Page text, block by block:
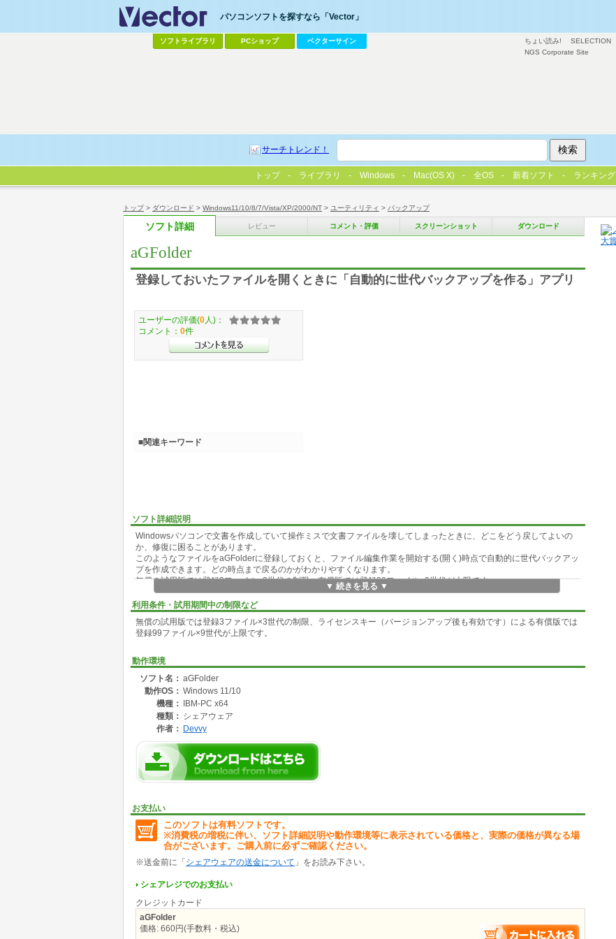
トップ> ダウンロード > Windows11/10/8/7/Vista/XP/2000/NT > ユーティリティ > バックアップ
ソフト詳細 レビュー コメント・評価 スクリーンショット ダウンロード
aGFolder
登録しておいたファイルを開くときに「自動的に世代バックアップを作る」アプリ
ソフト詳細説明
Windowsパソコンで文書を作成していて操作ミスで文書ファイルを壊してしまったときに、どこをどう戻してよいの
か、修復に困ることがあります。
このようなファイルをaGFolderに登録しておくと、ファイル編集作業を開始する(開く)時点で自動的に世代バックアッ
プを作成できます。どの時点まで戻るのかがわかりやすくなります。
無償の試用版では登録3ファイル×3世代の制限、有償版では登録99ファイル×9世代が上限です。
▼ 続きを見る ▼
利用条件・試用期間中の制限など
無償の試用版では登録3ファイル×3世代の制限、ライセンスキー（バージョンアップ後も有効です）による有償版では
登録99ファイル×9世代が上限です。
動作環境
ソフト名： aGFolder
動作OS： Windows 11/10
機種：
IBM-PC x64
種類： シェアウェア
作者： Devvy
お支払い
このソフトは有料ソフトです。
※消費税の増税に伴い、ソフト詳細説明や動作環境等に表示されている価格と、実際の価格が異なる場
合がございます。ご購入前に必ずご確認ください。
※送金前に「 シェアウェアの送金について 」をお読み下さい。
シェアレジでのお支払い
クレジットカード
aGFolder
価格: 660円(手数料・税込)
ユーザーの評価(0 人)：
コメント： 0件
■関連キーワード
ちょい読み! SELECTION
NGS Corporate Site
パソコンソフトを探すなら「Vector」
ソフトライブラリ PCショップ ベクターサイン
サーチトレンド！
トップ ライブラリ Windows Mac(OS X) 全OS 新着ソフト ランキング